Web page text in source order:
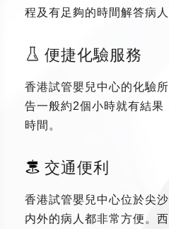
程及有足夠的時間解答病人
便捷化驗服務
香港試管嬰兒中心的化驗
告一般約2個小時就有結果
時間。
交通便利
香港試管嬰兒中心位於尖
内外的病人都非常方便。